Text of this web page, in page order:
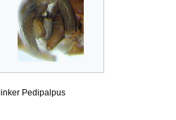
linker Pedipalpus